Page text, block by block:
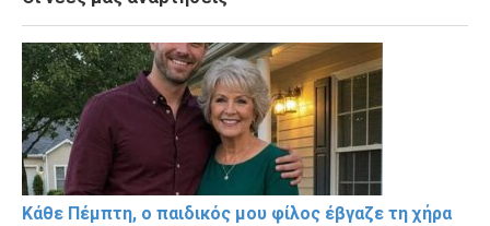
Κάθε Πέμπτη, ο παιδικός μου φίλος έβγαζε τη χήρα